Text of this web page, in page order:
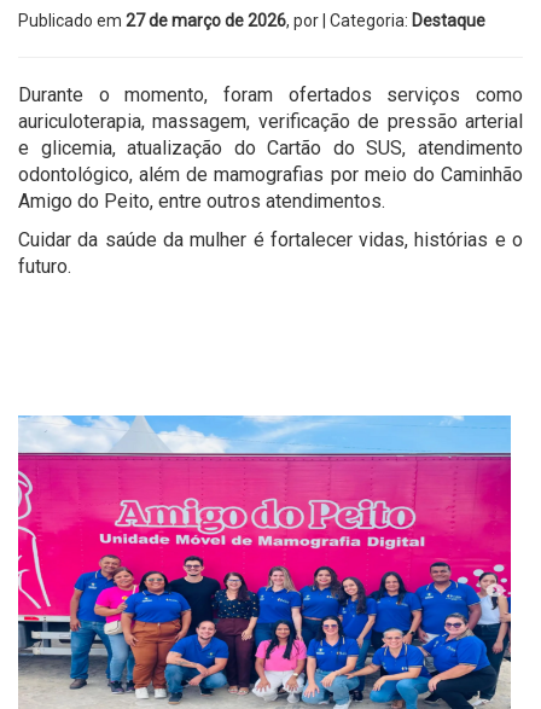
Publicado em 27 de março de 2026, por | Categoria: Destaque
Durante o momento, foram ofertados serviços como
auriculoterapia, massagem, verificação de pressão arterial
e glicemia, atualização do Cartão do SUS, atendimento
odontológico, além de mamografias por meio do Caminhão
Amigo do Peito, entre outros atendimentos.
Cuidar da saúde da mulher é fortalecer vidas, histórias e o
futuro.